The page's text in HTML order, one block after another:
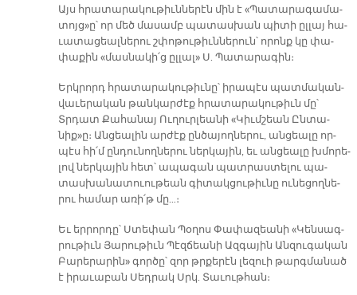
Այս հրա­տա­րա­կու­թիւն­նե­րէն մին է «Պա­տա­րա­գա­մա­
տոյց»ը՝ որ մեծ մա­սամբ պա­տաս­խան պի­տի ըլ­լայ հա­
ւա­տա­ցեալ­նե­րու շփո­թու­թիւն­նե­րուն՝ ո­րոնք կը փա­
փա­քին «մաս­նա­կի՛ց ըլ­լալ» Ս. Պա­տա­րա­գին։
Երկ­րորդ հրա­տա­րա­կու­թիւ­նը՝ ի­րա­պէս պատ­մա­կան-
վա­ւե­րա­կան թան­կար­ժէք հրա­տա­րա­կու­թիւն մը՝
Տրդատ Քա­հա­նայ Ու­ղուր­լեա­նի «Կիւմ­շեան Ըն­տա­
նիք»ը։ Ան­ցեա­լին ար­ժէք ըն­ծա­յող­նե­րու, ան­ցեա­լը որ­
պէս հի՛մ ըն­դու­նող­նե­րու ներ­կա­յին, եւ ան­ցեա­լը խմո­րե­
լով ներ­կա­յին հետ՝ ա­պա­գան պատ­րաս­տե­լու պա­
տաս­խա­նա­տուու­թեան գի­տակ­ցու­թիւ­նը ու­նե­ցող­նե­
րու հա­մար ա­ռի՛թ մը…։
Եւ եր­րոր­դը՝ Ստե­փան Պօ­ղոս Փա­փա­զեա­նի «Կեն­սագ­
րու­թիւն Յա­րու­թիւն Պէզ­ճեա­նի Ազ­գա­յին Ան­զու­գա­կան
Բա­րե­րա­րին» գոր­ծը՝ զոր թրքե­րէն լե­զուի թարգ­մա­նած
է ի­րա­ւա­բան Սեդ­րակ Սրկ. Տա­ւութ­հան։